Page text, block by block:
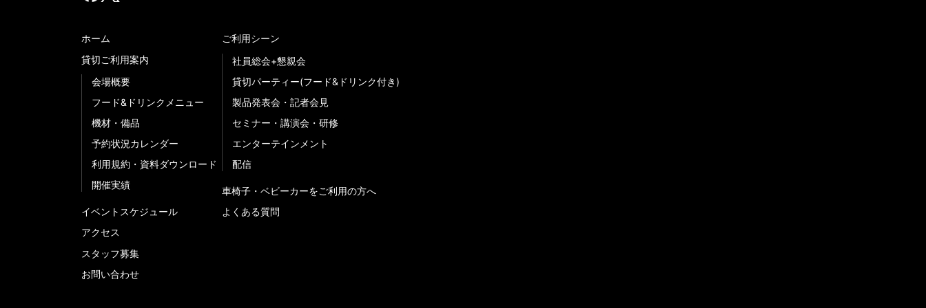
ホーム
貸切ご利用案内
会場概要
フード&ドリンクメニュー
機材・備品
予約状況カレンダー
利用規約・資料ダウンロード
開催実績
イベントスケジュール
アクセス
スタッフ募集
お問い合わせ
ご利用シーン
社員総会+懇親会
貸切パーティー(フード&ドリンク付き)
製品発表会・記者会見
セミナー・講演会・研修
エンターテインメント
配信
車椅子・ベビーカーをご利用の方へ
よくある質問